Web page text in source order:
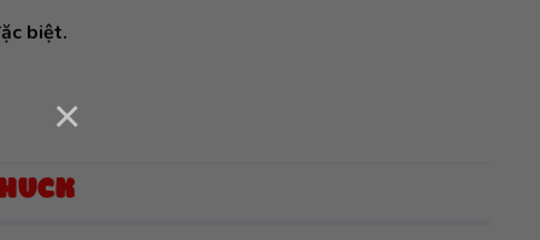
×
biệt.